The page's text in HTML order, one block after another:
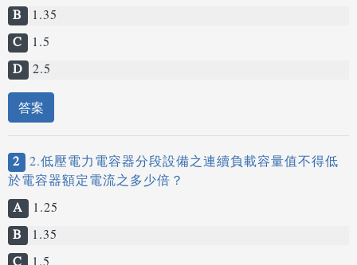
B
1.35
C
1.5
D 2.5
答案
2 2.低壓電力電容器分段設備之連續負載容量值不得低
於電容器額定電流之多少倍？
A
1.25
B
1.35